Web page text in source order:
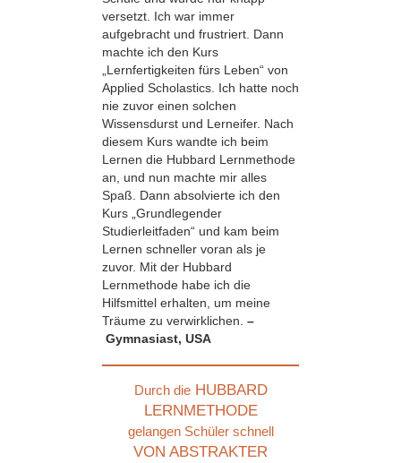
versetzt. Ich war immer
aufgebracht und frustriert. Dann
machte ich den Kurs
„Lernfertigkeiten fürs Leben“ von
Applied Scholastics. Ich hatte noch
nie zuvor einen solchen
Wissensdurst und Lerneifer. Nach
diesem Kurs wandte ich beim
Lernen die Hubbard Lernmethode
an, und nun machte mir alles
Spaß. Dann absolvierte ich den
Kurs „Grundlegender
Studierleitfaden“ und kam beim
Lernen schneller voran als je
zuvor. Mit der Hubbard
Lernmethode habe ich die
Hilfsmittel erhalten, um meine
Träume zu verwirklichen. –
Gymnasiast, USA
Durch dieHUBBARD
LERNMETHODE
gelangen Schüler schnell
VON ABSTRAKTER